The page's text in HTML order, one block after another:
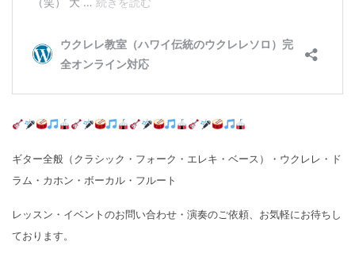
ギター全般（クラシック・フォーク・エレキ・ベース）・ウクレレ・ド
ラム・カホン・ボーカル・フルート
レッスン・イベントのお問い合わせ・演奏のご依頼、お気軽にお待ちし
ております。